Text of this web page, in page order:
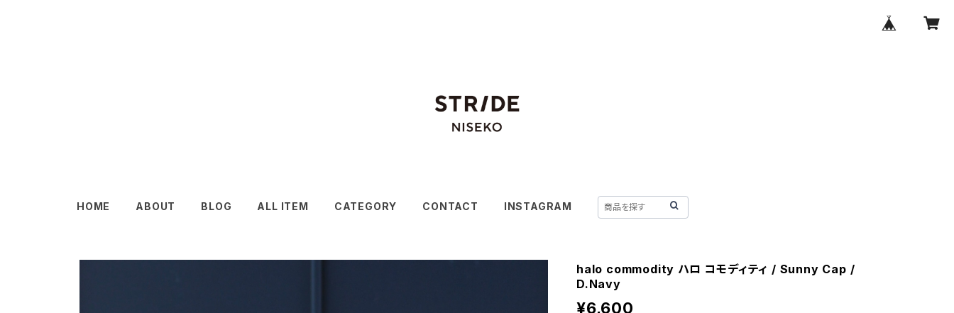
HOME ABOUT BLOG ALL ITEM CATEGORY CONTACT INSTAGRAM
halo commodity ハロ コモディティ / Sunny Cap /
D.Navy
¥6,600